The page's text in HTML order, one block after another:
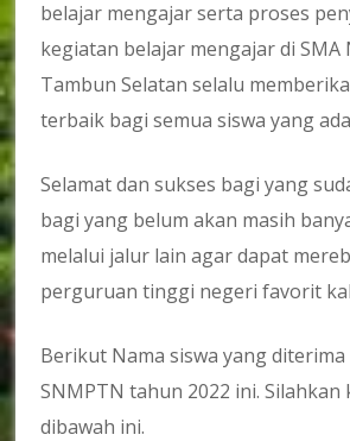
belajar mengajar serta proses
kegiatan belajar mengajar di SMA
Tambun Selatan selalu
terbaik bagi semua siswa yang
Selamat dan sukses bagi yang
bagi yang belum akan masih
melalui jalur lain agar dapat
perguruan tinggi negeri favorit
Berikut Nama siswa yang
SNMPTN tahun 2022 ini. Silahkan
dibawah ini.